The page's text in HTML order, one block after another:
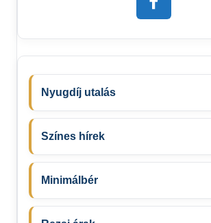
Nyugdíj utalás
Színes hírek
Minimálbér